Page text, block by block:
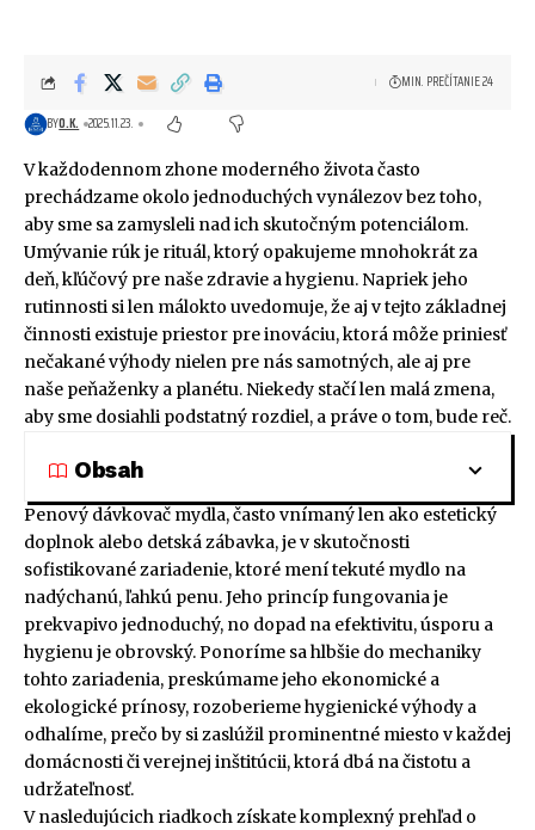
BYO.K. 2025.11.23.
MIN. PREČÍTANIE 24
V každodennom zhone moderného života často
prechádzame okolo jednoduchých vynálezov bez toho,
aby sme sa zamysleli nad ich skutočným potenciálom.
Umývanie rúk je rituál, ktorý opakujeme mnohokrát za
deň, kľúčový pre naše zdravie a hygienu. Napriek jeho
rutinnosti si len málokto uvedomuje, že aj v tejto základnej
činnosti existuje priestor pre inováciu, ktorá môže priniesť
nečakané výhody nielen pre nás samotných, ale aj pre
naše peňaženky a planétu. Niekedy stačí len malá zmena,
aby sme dosiahli podstatný rozdiel, a práve o tom, bude reč.
Obsah
Penový dávkovač mydla, často vnímaný len ako estetický
doplnok alebo detská zábavka, je v skutočnosti
sofistikované zariadenie, ktoré mení tekuté mydlo na
nadýchanú, ľahkú penu. Jeho princíp fungovania je
prekvapivo jednoduchý, no dopad na efektivitu, úsporu a
hygienu je obrovský. Ponoríme sa hlbšie do mechaniky
tohto zariadenia, preskúmame jeho ekonomické a
ekologické prínosy, rozoberieme hygienické výhody a
odhalíme, prečo by si zaslúžil prominentné miesto v každej
domácnosti či verejnej inštitúcii, ktorá dbá na čistotu a
udržateľnosť.
V nasledujúcich riadkoch získate komplexný prehľad o